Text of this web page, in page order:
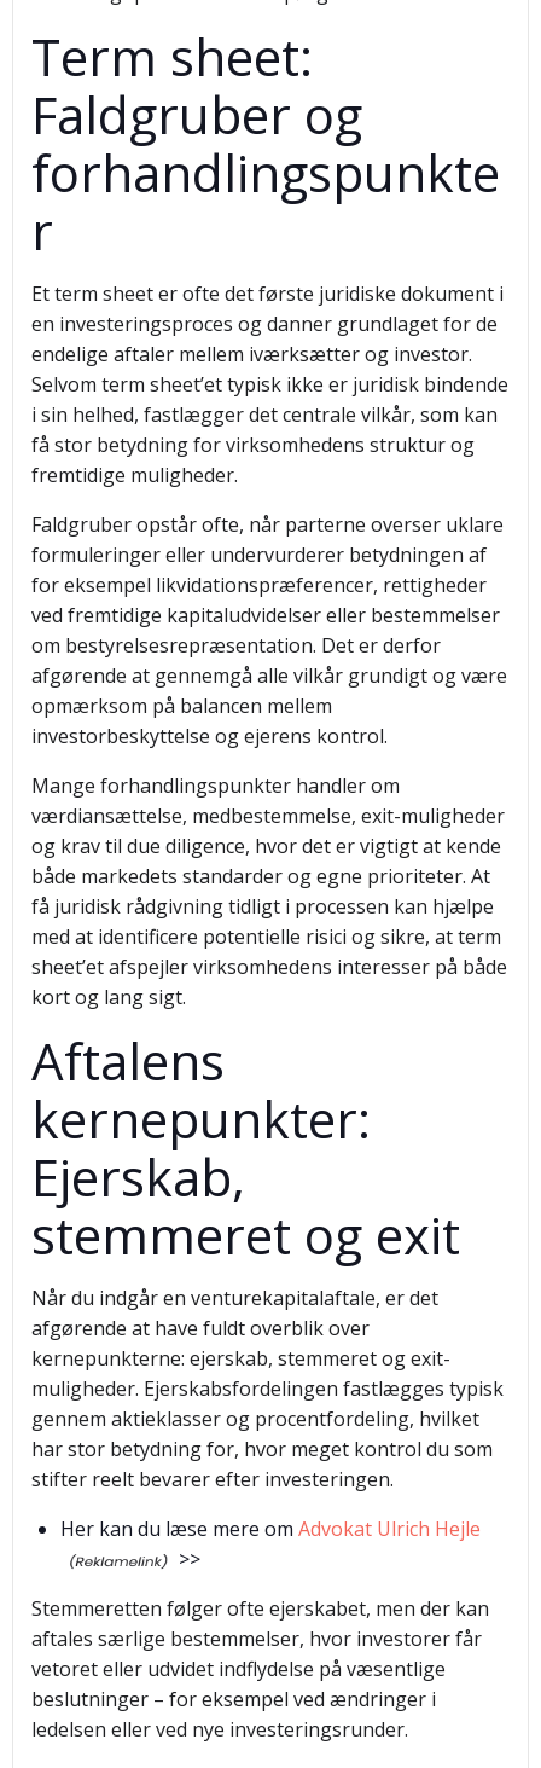
Term sheet:
Faldgruber og
forhandlingspunkte
r
Et term sheet er ofte det første juridiske dokument i
en investeringsproces og danner grundlaget for de
endelige aftaler mellem iværksætter og investor.
Selvom term sheet’et typisk ikke er juridisk bindende
i sin helhed, fastlægger det centrale vilkår, som kan
få stor betydning for virksomhedens struktur og
fremtidige muligheder.
Faldgruber opstår ofte, når parterne overser uklare
formuleringer eller undervurderer betydningen af
for eksempel likvidationspræferencer, rettigheder
ved fremtidige kapitaludvidelser eller bestemmelser
om bestyrelsesrepræsentation. Det er derfor
afgørende at gennemgå alle vilkår grundigt og være
opmærksom på balancen mellem
investorbeskyttelse og ejerens kontrol.
Mange forhandlingspunkter handler om
værdiansættelse, medbestemmelse, exit-muligheder
og krav til due diligence, hvor det er vigtigt at kende
både markedets standarder og egne prioriteter. At
få juridisk rådgivning tidligt i processen kan hjælpe
med at identificere potentielle risici og sikre, at term
sheet’et afspejler virksomhedens interesser på både
kort og lang sigt.
Aftalens
kernepunkter:
Ejerskab,
stemmeret og exit
Når du indgår en venturekapitalaftale, er det
afgørende at have fuldt overblik over
kernepunkterne: ejerskab, stemmeret og exit-
muligheder. Ejerskabsfordelingen fastlægges typisk
gennem aktieklasser og procentfordeling, hvilket
har stor betydning for, hvor meget kontrol du som
stifter reelt bevarer efter investeringen.
Her kan du læse mere om Advokat Ulrich Hejle
>>
Stemmeretten følger ofte ejerskabet, men der kan
aftales særlige bestemmelser, hvor investorer får
vetoret eller udvidet indflydelse på væsentlige
beslutninger – for eksempel ved ændringer i
ledelsen eller ved nye investeringsrunder.